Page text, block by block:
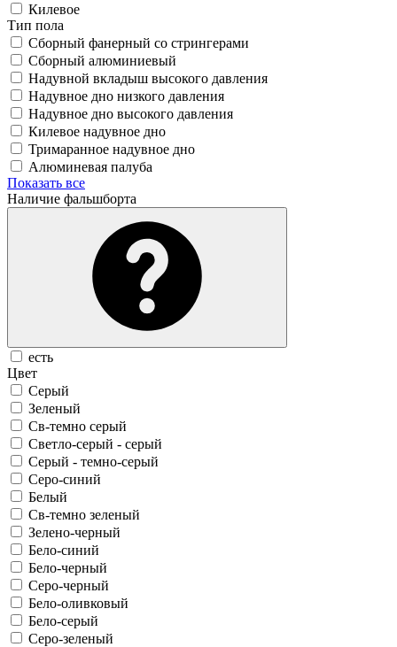
Килевое
Тип пола
Сборный фанерный со стрингерами
Сборный алюминиевый
Надувной вкладыш высокого давления
Надувное дно низкого давления
Надувное дно высокого давления
Килевое надувное дно
Тримаранное надувное дно
Алюминевая палуба
Показать все
Наличие фальшборта
есть
Цвет
Серый
Зеленый
Св-темно серый
Светло-серый - серый
Серый - темно-серый
Серо-синий
Белый
Св-темно зеленый
Зелено-черный
Бело-синий
Бело-черный
Серо-черный
Бело-оливковый
Бело-серый
Серо-зеленый